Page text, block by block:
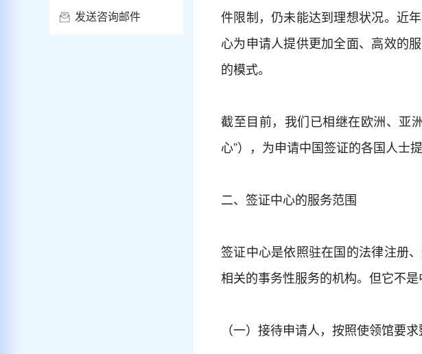
发送咨询邮件
件限制，仍未能达到理想状况。近
心为申请人提供更加全面、高效的
的模式。
截至目前，我们已相继在欧洲、亚
心”），为申请中国签证的各国人士
二、签证中心的服务范围
签证中心是依照驻在国的法律注册
相关的事务性服务的机构。但它不
（一）接待申请人，按照使领馆要